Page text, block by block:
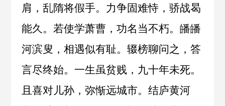
肩，乱隋将假手。力争固难恃，骄战曷
能久。若使学萧曹，功名当不朽。皤皤
河滨叟，相遇似有耻。辍榜聊问之，答
言尽终始。一生虽贫贱，九十年未死。
且喜对儿孙，弥惭远城市。结庐黄河